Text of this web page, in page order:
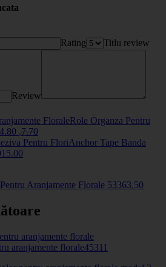
Rating Titlu review
Review
Role Organza Pentru
4.80 ,7.70
Anchor Tape Banda
15.00
Aranjamente Florale 53363.50
aranjamente florale45311